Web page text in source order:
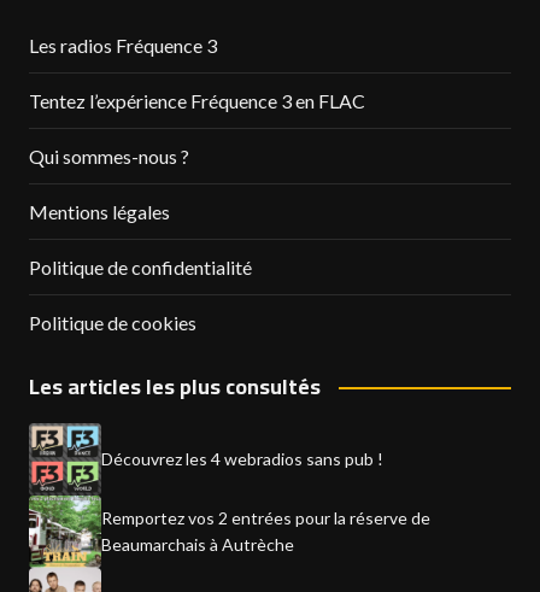
Les radios Fréquence 3
Tentez l’expérience Fréquence 3 en FLAC
Qui sommes-nous ?
Mentions légales
Politique de confidentialité
Politique de cookies
Les articles les plus consultés
Découvrez les 4 webradios sans pub !
Remportez vos 2 entrées pour la réserve de
Beaumarchais à Autrèche